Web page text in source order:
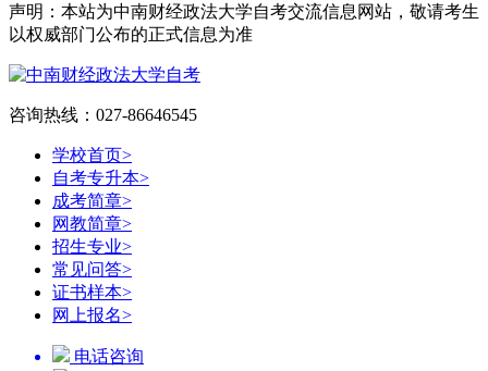
声明：本站为中南财经政法大学自考交流信息网站，敬请考生
以权威部门公布的正式信息为准
咨询热线：027-86646545
学校首页>
自考专升本>
成考简章>
网教简章>
招生专业>
常见问答>
证书样本>
网上报名>
电话咨询